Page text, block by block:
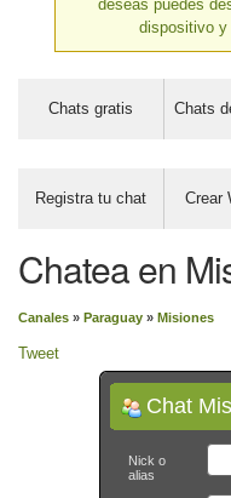
deseas puedes
dispositivo
Chats gratis Chats
Registra tu chat Crear
Chatea en
Canales » Paraguay » Misiones
Tweet
Chat
Nick o
alias